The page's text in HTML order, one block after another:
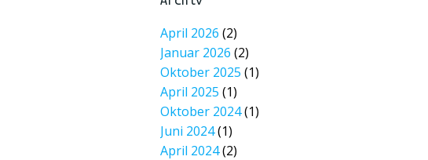
April 2026 (2)
Januar 2026 (2)
Oktober 2025 (1)
April 2025 (1)
Oktober 2024(1)
Juni 2024(1)
April 2024(2)